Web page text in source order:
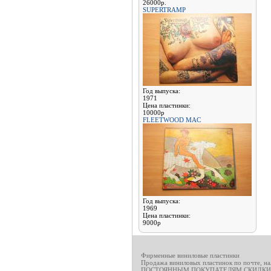
26000р.
SUPERTRAMP
Год выпуска:
1971
Цена пластинки:
10000р
FLEETWOOD MAC
Год выпуска:
1969
Цена пластинки:
9000р
Фирменные виниловые пластинки
Продажа виниловых пластинок по почте,